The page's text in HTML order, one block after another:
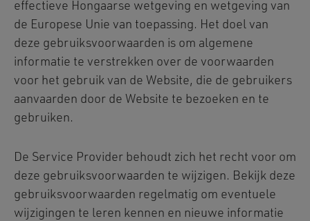
effectieve Hongaarse wetgeving en wetgeving van
de Europese Unie van toepassing. Het doel van
deze gebruiksvoorwaarden is om algemene
informatie te verstrekken over de voorwaarden
voor het gebruik van de Website, die de gebruikers
aanvaarden door de Website te bezoeken en te
gebruiken.
De Service Provider behoudt zich het recht voor om
deze gebruiksvoorwaarden te wijzigen. Bekijk deze
gebruiksvoorwaarden regelmatig om eventuele
wijzigingen te leren kennen en nieuwe informatie